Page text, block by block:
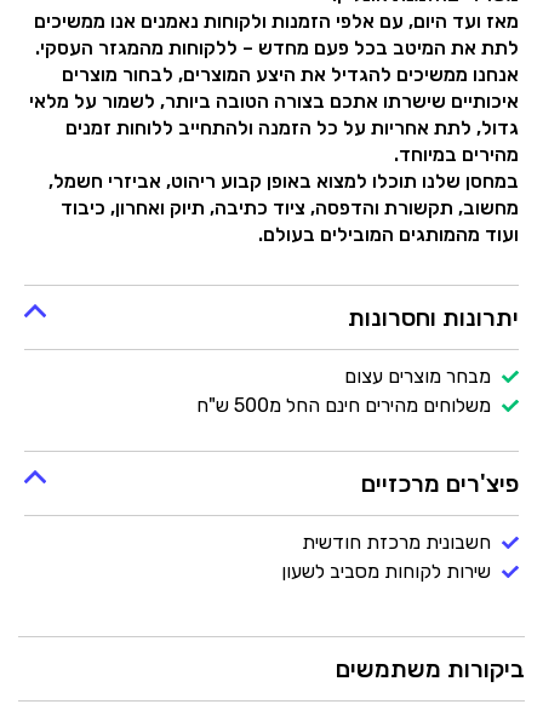
מאז ועד היום, עם אלפי הזמנות ולקוחות נאמנים אנו ממשיכים
לתת את המיטב בכל פעם מחדש – ללקוחות מהמגזר העסקי.
אנחנו ממשיכים להגדיל את היצע המוצרים, לבחור מוצרים
איכותיים שישרתו אתכם בצורה הטובה ביותר, לשמור על מלאי
גדול, לתת אחריות על כל הזמנה ולהתחייב ללוחות זמנים
מהירים במיוחד.
במחסן שלנו תוכלו למצוא באופן קבוע ריהוט, אביזרי חשמל,
מחשוב, תקשורת והדפסה, ציוד כתיבה, תיוק ואחרון, כיבוד
ועוד מהמותגים המובילים בעולם.
יתרונות וחסרונות
מבחר מוצרים עצום
משלוחים מהירים חינם החל מ500 ש"ח
פיצ'רים מרכזיים
חשבונית מרכזת חודשית
שירות לקוחות מסביב לשעון
ביקורות משתמשים